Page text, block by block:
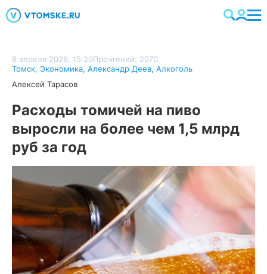
8 апреля 2026, 15:20Прочтений: 2070
Томск, Экономика, Александр Деев, Алкоголь
Алексей Тарасов
Расходы томичей на пиво
выросли на более чем 1,5 млрд
руб за год